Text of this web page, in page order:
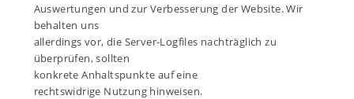
Auswertungen und zur Verbesserung der Website. Wir
behalten uns
allerdings vor, die Server-Logfiles nachträglich zu
überprüfen, sollten
konkrete Anhaltspunkte auf eine
rechtswidrige Nutzung hinweisen.